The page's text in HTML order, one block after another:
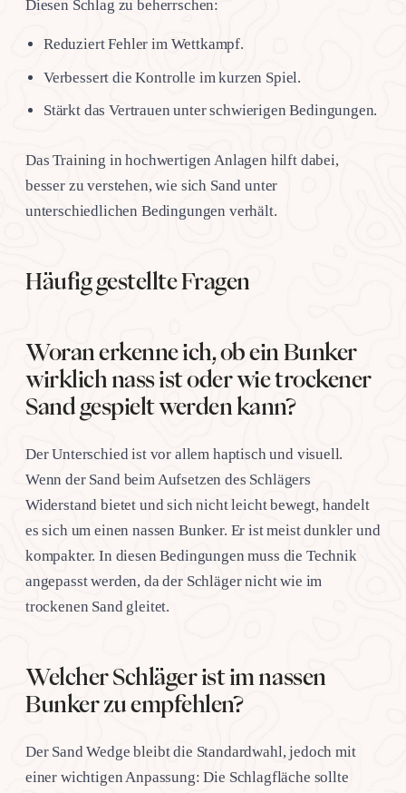
Diesen Schlag zu beherrschen:
Reduziert Fehler im Wettkampf.
Verbessert die Kontrolle im kurzen Spiel.
Stärkt das Vertrauen unter schwierigen Bedingungen.
Das Training in hochwertigen Anlagen hilft dabei,
besser zu verstehen, wie sich Sand unter
unterschiedlichen Bedingungen verhält.
Häufig gestellte Fragen
Woran erkenne ich, ob ein Bunker
wirklich nass ist oder wie trockener
Sand gespielt werden kann?
Der Unterschied ist vor allem haptisch und visuell.
Wenn der Sand beim Aufsetzen des Schlägers
Widerstand bietet und sich nicht leicht bewegt, handelt
es sich um einen nassen Bunker. Er ist meist dunkler und
kompakter. In diesen Bedingungen muss die Technik
angepasst werden, da der Schläger nicht wie im
trockenen Sand gleitet.
Welcher Schläger ist im nassen
Bunker zu empfehlen?
Der Sand Wedge bleibt die Standardwahl, jedoch mit
einer wichtigen Anpassung: Die Schlagfläche sollte